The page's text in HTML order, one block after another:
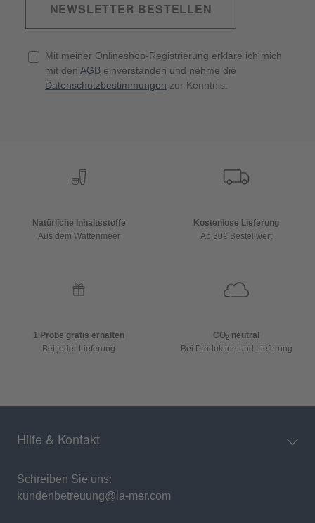
NEWSLETTER BESTELLEN
Mit meiner Onlineshop-Registrierung erkläre ich mich
mit den AGB einverstanden und nehme die
Datenschutzbestimmungen zur Kenntnis.
Natürliche Inhaltsstoffe
Aus dem Wattenmeer
Kostenlose Lieferung
Ab 30€ Bestellwert
1 Probe gratis erhalten
Bei jeder Lieferung
CO2 neutral
Bei Produktion und Lieferung
Hilfe & Kontakt
Schreiben Sie uns:
kundenbetreuung@la-mer.com